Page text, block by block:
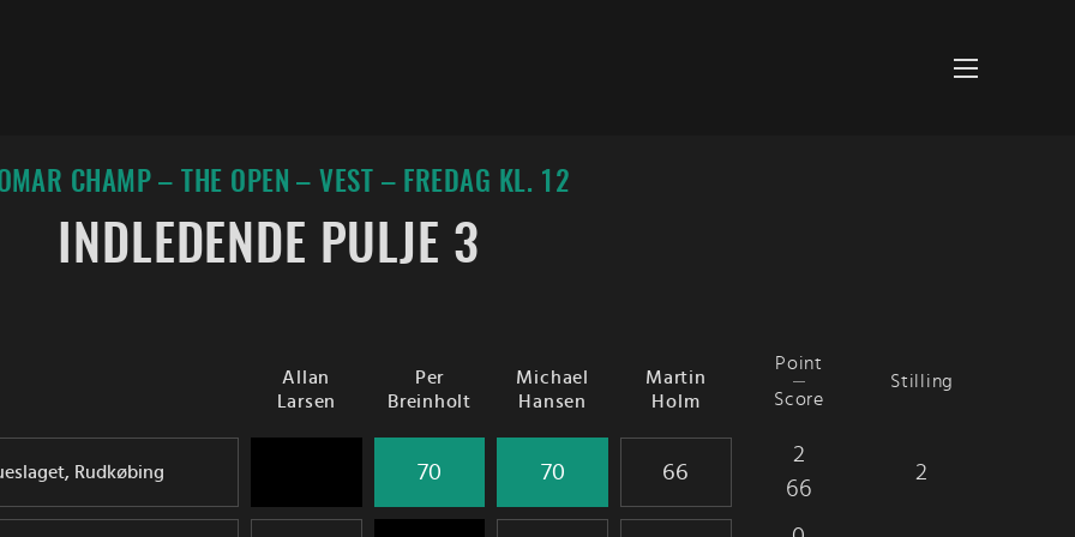
CHAMP – THE OPEN – VEST – FREDAG KL. 12
INDLEDENDE PULJE 3
Allan
Larsen
Per
Breinholt
Michael
Hansen
Martin
Holm
Point
Score
Stilling
2
66
2